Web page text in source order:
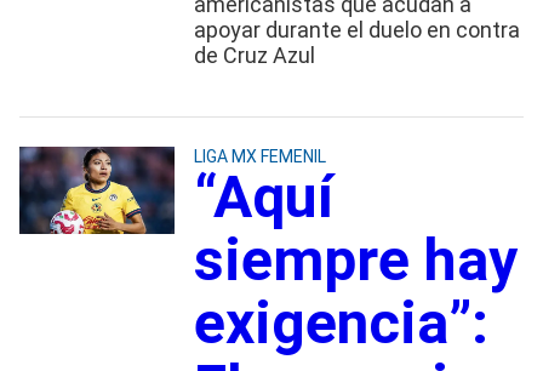
apoyar durante el duelo en contra
de Cruz Azul
LIGA MX FEMENIL
“Aquí
siempre hay
exigencia”: